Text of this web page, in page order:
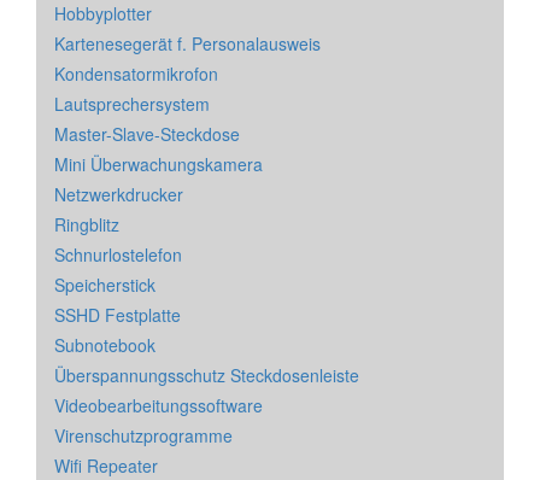
Hobbyplotter
Kartenesegerät f. Personalausweis
Kondensatormikrofon
Lautsprechersystem
Master-Slave-Steckdose
Mini Überwachungskamera
Netzwerkdrucker
Ringblitz
Schnurlostelefon
Speicherstick
SSHD Festplatte
Subnotebook
Überspannungsschutz Steckdosenleiste
Videobearbeitungssoftware
Virenschutzprogramme
Wifi Repeater